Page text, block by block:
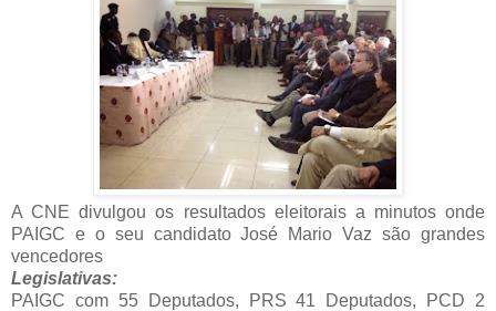
A CNE divulgou os resultados eleitorais a minutos onde
PAIGC e o seu candidato José Mario Vaz são grandes
vencedores
Legislativas:
PAIGC com 55 Deputados, PRS 41 Deputados, PCD 2